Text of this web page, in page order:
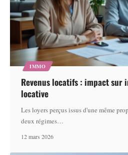
IMMO
Revenus locatifs : impact
locative
Les loyers perçus issus d'une même
deux régimes…
12 mars 2026